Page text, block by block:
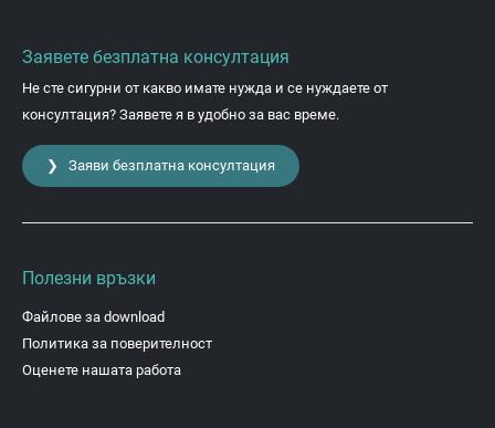
Заявете безплатна консултация
Не сте сигурни от какво имате нужда и се нуждаете от
консултация? Заявете я в удобно за вас време.
❯ Заяви безплатна консултация
Полезни връзки
Файлове за download
Политика за поверителност
Оценете нашата работа